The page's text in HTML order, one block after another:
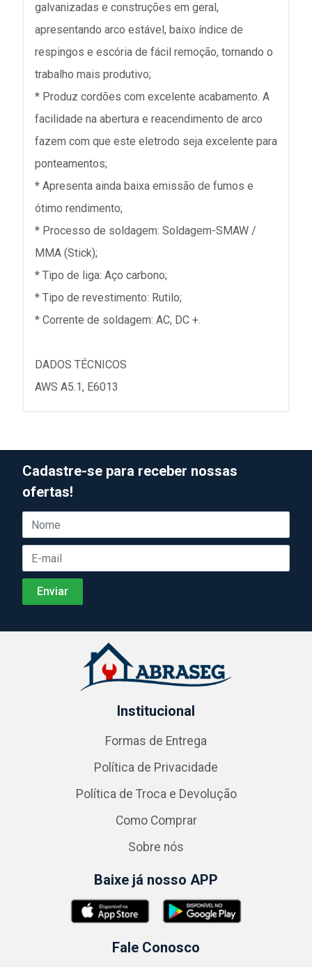
galvanizadas e construções em geral,
apresentando arco estável, baixo índice de
respingos e escória de fácil remoção, tornando o
trabalho mais produtivo;
* Produz cordões com excelente acabamento. A
facilidade na abertura e reacendimento de arco
fazem com que este eletrodo seja excelente para
ponteamentos;
* Apresenta ainda baixa emissão de fumos e
ótimo rendimento;
* Processo de soldagem: Soldagem-SMAW /
MMA (Stick);
* Tipo de liga: Aço carbono;
* Tipo de revestimento: Rutilo;
* Corrente de soldagem: AC, DC +.
DADOS TÉCNICOS
AWS A5.1, E6013
Cadastre-se para receber nossas
ofertas!
Institucional
Formas de Entrega
Política de Privacidade
Política de Troca e Devolução
Como Comprar
Sobre nós
Baixe já nosso APP
Fale Conosco